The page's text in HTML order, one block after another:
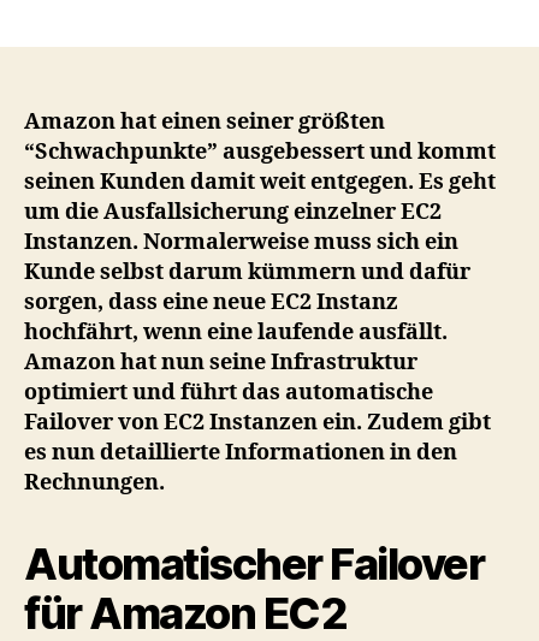
automatischem
Failover
liefert
detaillierte
Rechnungen
Amazon hat einen seiner größten
“Schwachpunkte” ausgebessert und kommt
seinen Kunden damit weit entgegen. Es geht
um die Ausfallsicherung einzelner EC2
Instanzen. Normalerweise muss sich ein
Kunde selbst darum kümmern und dafür
sorgen, dass eine neue EC2 Instanz
hochfährt, wenn eine laufende ausfällt.
Amazon hat nun seine Infrastruktur
optimiert und führt das automatische
Failover von EC2 Instanzen ein. Zudem gibt
es nun detaillierte Informationen in den
Rechnungen.
Automatischer Failover
für Amazon EC2